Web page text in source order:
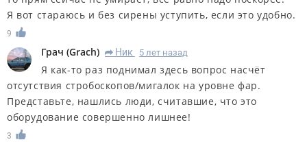
Я вот стараюсь и без сирены уступить, если это удобно.
9
Грач (Grach) R Ник 5 лет назад
Я как-то раз поднимал здесь вопрос насчёт
отсутствия стробоскопов/мигалок на уровне фар.
Представьте, нашлись люди, считавшие, что это
оборудование совершенно лишнее!
3